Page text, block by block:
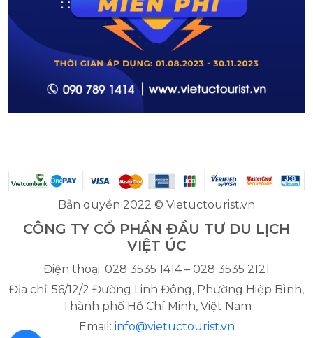
Bản quyền 2022 © Vietuctourist.vn
CÔNG TY CỔ PHẦN ĐẦU TƯ DU LỊCH
VIỆT ÚC
Điện thoại: 028 3535 1414 – 028 3535 2121
Địa chỉ: 56/12/2 Đường Linh Đông, Phường Hiệp Bình,
Thành phố Hồ Chí Minh, Việt Nam
Email: info@vietuctourist.vn